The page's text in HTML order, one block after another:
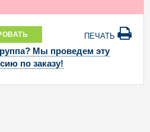
ПЕЧАТЬ
Мы проведем эту
по заказу!